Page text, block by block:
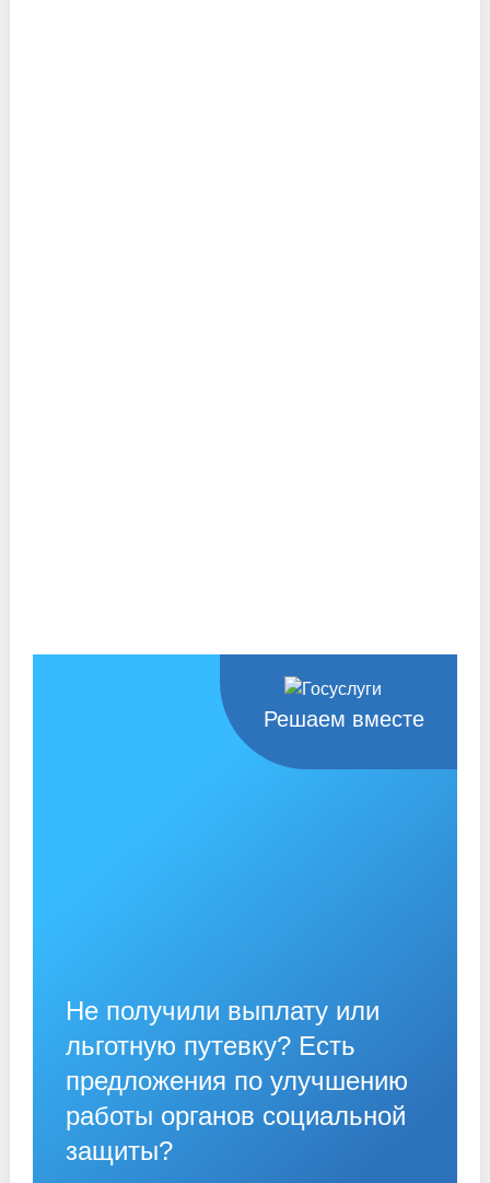
Решаем вместе
Не получили выплату или
льготную путевку? Есть
предложения по улучшению
работы органов социальной
защиты?